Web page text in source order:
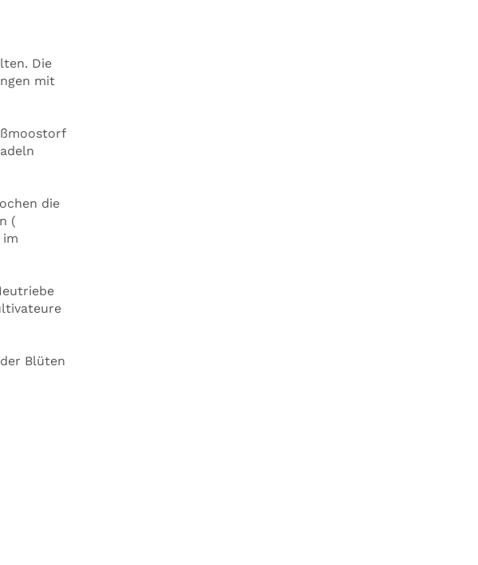
Die
mit
die
(
im
Blüten